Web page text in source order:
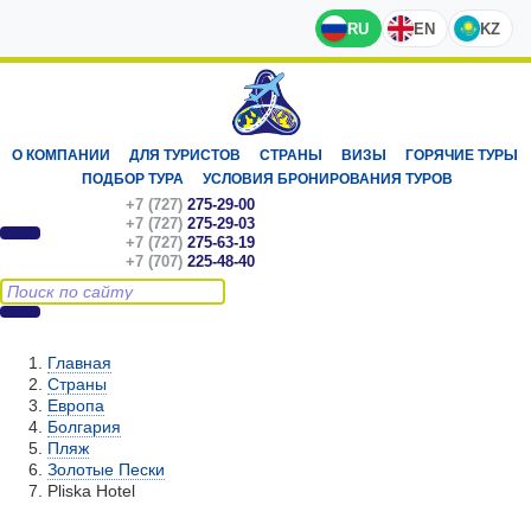
RU EN KZ
О КОМПАНИИ ДЛЯ ТУРИСТОВ СТРАНЫ ВИЗЫ
ГОРЯЧИЕ ТУРЫ
ПОДБОР ТУРА
УСЛОВИЯ БРОНИРОВАНИЯ ТУРОВ
+7 (727) 275-29-00
+7 (727) 275-29-03
+7 (727) 275-63-19
+7 (707) 225-48-40
Главная
Страны
Европа
Болгария
Пляж
Золотые Пески
Pliska Hotel